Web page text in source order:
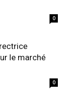
0
le marché
0